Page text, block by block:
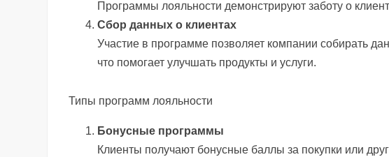
Программы лояльности демонстрируют заботу о
Сбор данных о клиентах
Участие в программе позволяет компании собирать
что помогает улучшать продукты и услуги.
Типы программ лояльности
Бонусные программы
Клиенты получают бонусные баллы за покупки или